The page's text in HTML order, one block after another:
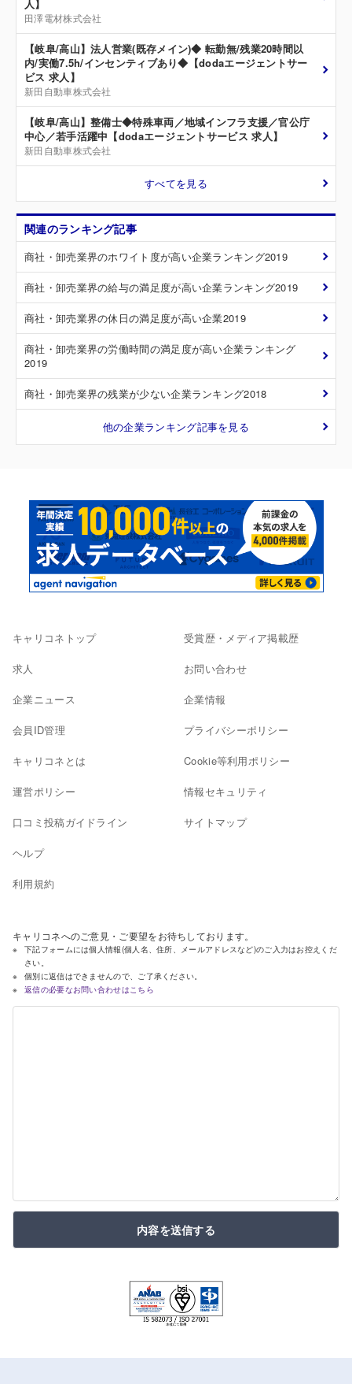
人】
田澤電材株式会社
【岐阜/高山】法人営業(既存メイン)◆ 転勤無/残業20時間以
内/実働7.5h/インセンティブあり◆【dodaエージェントサー
ビス 求人】
新田自動車株式会社
【岐阜/高山】整備士◆特殊車両／地域インフラ支援／官公庁
中心／若手活躍中【dodaエージェントサービス 求人】
新田自動車株式会社
すべてを見る
関連のランキング記事
商社・卸売業界のホワイト度が高い企業ランキング2019
商社・卸売業界の給与の満足度が高い企業ランキング2019
商社・卸売業界の休日の満足度が高い企業2019
商社・卸売業界の労働時間の満足度が高い企業ランキング
2019
商社・卸売業界の残業が少ない企業ランキング2018
他の企業ランキング記事を見る
キャリコネトップ
求人
企業ニュース
会員ID管理
キャリコネとは
運営ポリシー
口コミ投稿ガイドライン
ヘルプ
利用規約
受賞歴・メディア掲載歴
お問い合わせ
企業情報
プライバシーポリシー
Cookie等利用ポリシー
情報セキュリティ
サイトマップ
キャリコネへのご意見・ご要望をお待ちしております。
下記フォームには個人情報(個人名、住所、メールアドレスなど)のご入力はお控えくだ
さい。
個別に返信はできませんので、ご了承ください。
返信の必要なお問い合わせはこちら
内容を送信する